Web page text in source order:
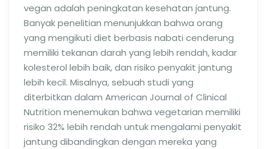
vegan adalah peningkatan kesehatan jantung.
Banyak penelitian menunjukkan bahwa orang
yang mengikuti diet berbasis nabati cenderung
memiliki tekanan darah yang lebih rendah, kadar
kolesterol lebih baik, dan risiko penyakit jantung
lebih kecil. Misalnya, sebuah studi yang
diterbitkan dalam American Journal of Clinical
Nutrition menemukan bahwa vegetarian memiliki
risiko 32% lebih rendah untuk mengalami penyakit
jantung dibandingkan dengan mereka yang